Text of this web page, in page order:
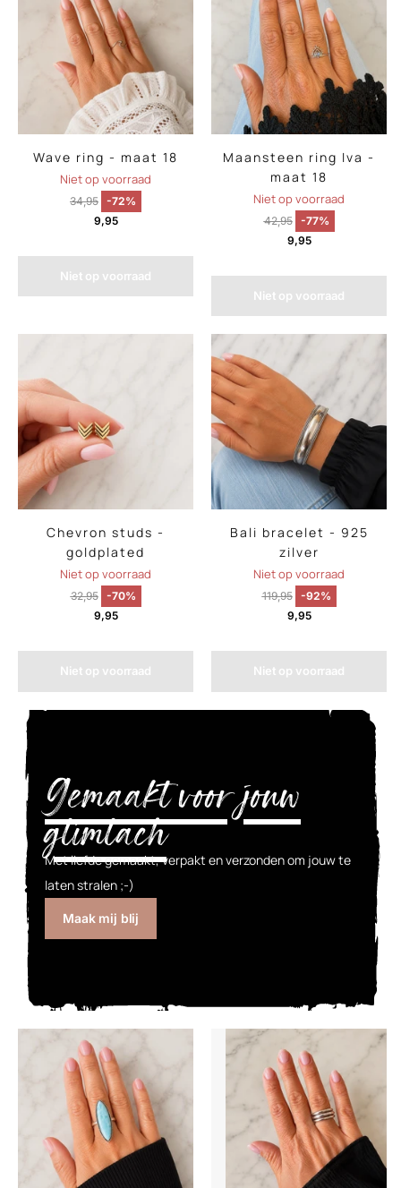
Wave ring - maat 18
Niet op voorraad
34,95 -72%
9,95
Niet op voorraad
Maansteen ring Iva -
maat 18
Niet op voorraad
42,95
-77%
9,95
Niet op voorraad
Chevron studs -
goldplated
Niet op voorraad
32,95
-70%
9,95
Niet op voorraad
Bali bracelet - 925
zilver
Niet op voorraad
119,95
-92%
9,95
Niet op voorraad
Gemaakt voor jouw
glimlach
Met liefde gemaakt, verpakt en verzonden om jouw te
laten stralen ;-)
Maak mij blij